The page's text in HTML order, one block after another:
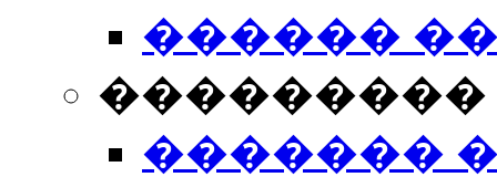
������
���������
�������